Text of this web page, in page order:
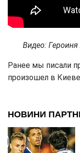
Видео:
Ранее мы писали
произошел в